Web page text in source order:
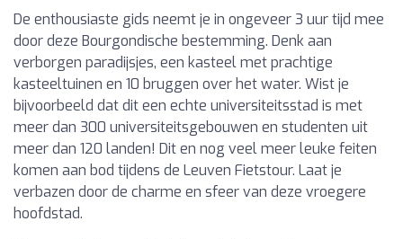
De enthousiaste gids neemt je in ongeveer 3 uur tijd mee
door deze Bourgondische bestemming. Denk aan
verborgen paradijsjes, een kasteel met prachtige
kasteeltuinen en 10 bruggen over het water. Wist je
bijvoorbeeld dat dit een echte universiteitsstad is met
meer dan 300 universiteitsgebouwen en studenten uit
meer dan 120 landen! Dit en nog veel meer leuke feiten
komen aan bod tijdens de Leuven Fietstour. Laat je
verbazen door de charme en sfeer van deze vroegere
hoofdstad.